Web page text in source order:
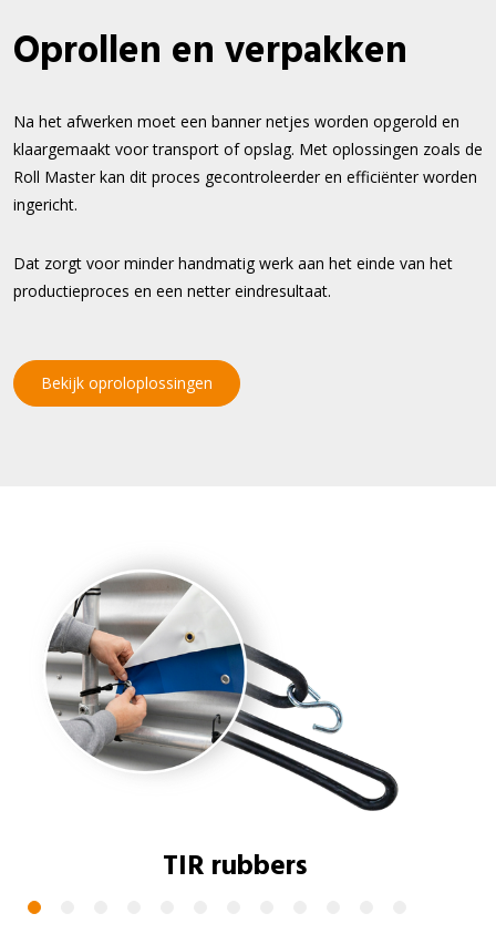
Oprollen en verpakken
Na het afwerken moet een banner netjes worden opgerold en
klaargemaakt voor transport of opslag. Met oplossingen zoals de
Roll Master kan dit proces gecontroleerder en efficiënter worden
ingericht.
Dat zorgt voor minder handmatig werk aan het einde van het
productieproces en een netter eindresultaat.
Bekijk oproloplossingen
TIR rubbers